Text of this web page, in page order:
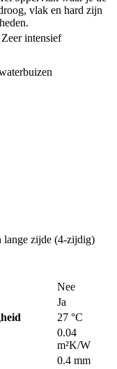
vlak en hard zijn
Zeer intensief
lange zijde (4-zijdig)
Nee
Ja
27 °C
0.04
m²K/W
0.4 mm